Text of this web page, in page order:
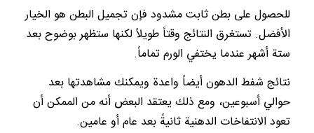
للحصول على بطن ثابت مشدود فإن تجميل البطن هو الخيار
الأفضل. تستغرق النتائج وقتاً طويلاً لكنها ستظهر بوضوح بعد
ستة أشهر عندما يختفي الورم تماماً.
نتائج شفط الدهون أيضاً واعدة ويمكنك مشاهدتها بعد
حوالي أسبوعين، ومع ذلك يعتقد البعض أنه من الممكن أن
تعود الانتفاخات الدهنية ثانيةً بعد عام أو عامين.